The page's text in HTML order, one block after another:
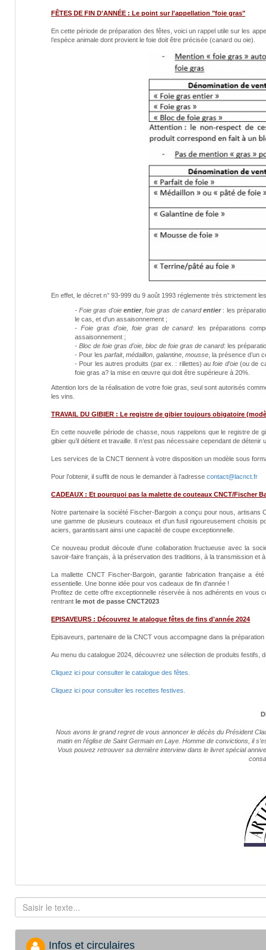
FÊTES DE FIN D'ANNÉE : Le point sur l'appellation "foie gras"
En cette période de préparation des fêtes, voici un rappel utile sur les
l’espèce animale dont provient le foie doit être précisée (canard ou oie).
En effet, le décret n° 93-999 du 9 août 1993 réglemente très strictement
- Foie gras d'oie entier,foie gras de canardentier: les
le cas, et d'un assaisonnement ;
- Foie gras d'oie, foie gras de canard: les préparations
assaisonnement ;
- Bloc de foie gras d'oie, bloc de foie gras de canard: les
- Pour les parfait, médaillon galantine mousse , la présence d’un
- Pour les autres produits (par ex. : rillettes) au foie d’oie(ou de
foie gras a? la mise en œuvre qui doit être supérieure à 20%.
Attention lors de la réalisation de votre foie gras, seul sont autorisés
les vins.
TRAVAIL DU GIBIER : Le registre de gibier toujours obigatoire
En cette nouvelle période de chasse, nous rappelons que le registre de
gibier qu’il détient et travaille. Il n’est pas nécessaire cependant de
Les services de la CNCT tiennent à votre disposition un modèle sous
Pour l’obtenir, il suffit de nous le demander à l’adresse contact@lacnct.fr
CADEAUX : Et pourquoi pas la malette de couteaux CNCT/Fischer
Notre partenaire la société Fischer-Bargoin a conçu pour nous, artisans
une gamme de plusieurs couteaux et d'un fusil rigoureusement choisis
aciers, garantissant ainsi une capacité de coupe exceptionnelle.
Ce nouveau produit découle d'une collaboration fructueuse avec la
savoir-faire français, à la préservation des traditions, à la transmission et
La mallette CNCT Fischer-Bargoin, garantie fabrication française a
essentielle. Une bonne idée pour vos cadeaux de fin d'année !
Profitez de cette offre exceptionnelle réservée à nos adhérents en vous
rentrant le mot de passe CNCT2023
EPISAVEURS : Découvrez le atalogue fêtes de fins d'année 2024
Episaveurs, partenaire de la CNCT vous accompagne dans la
Au menu du catalogue 2024, découvrez une sélection de produits
Cliquez ici pour consulter le catalogue des fêtes.
Cliquez ici pour consulter les recettes festives.
Nous avons le grand regret de vous annoncer le décès du Président
matin en l’église de Saint Germain en Laye. Homme de convictions, il
Vous pouvez retrouver sa dernière interview dans le livret spécial
Infos et circulaires